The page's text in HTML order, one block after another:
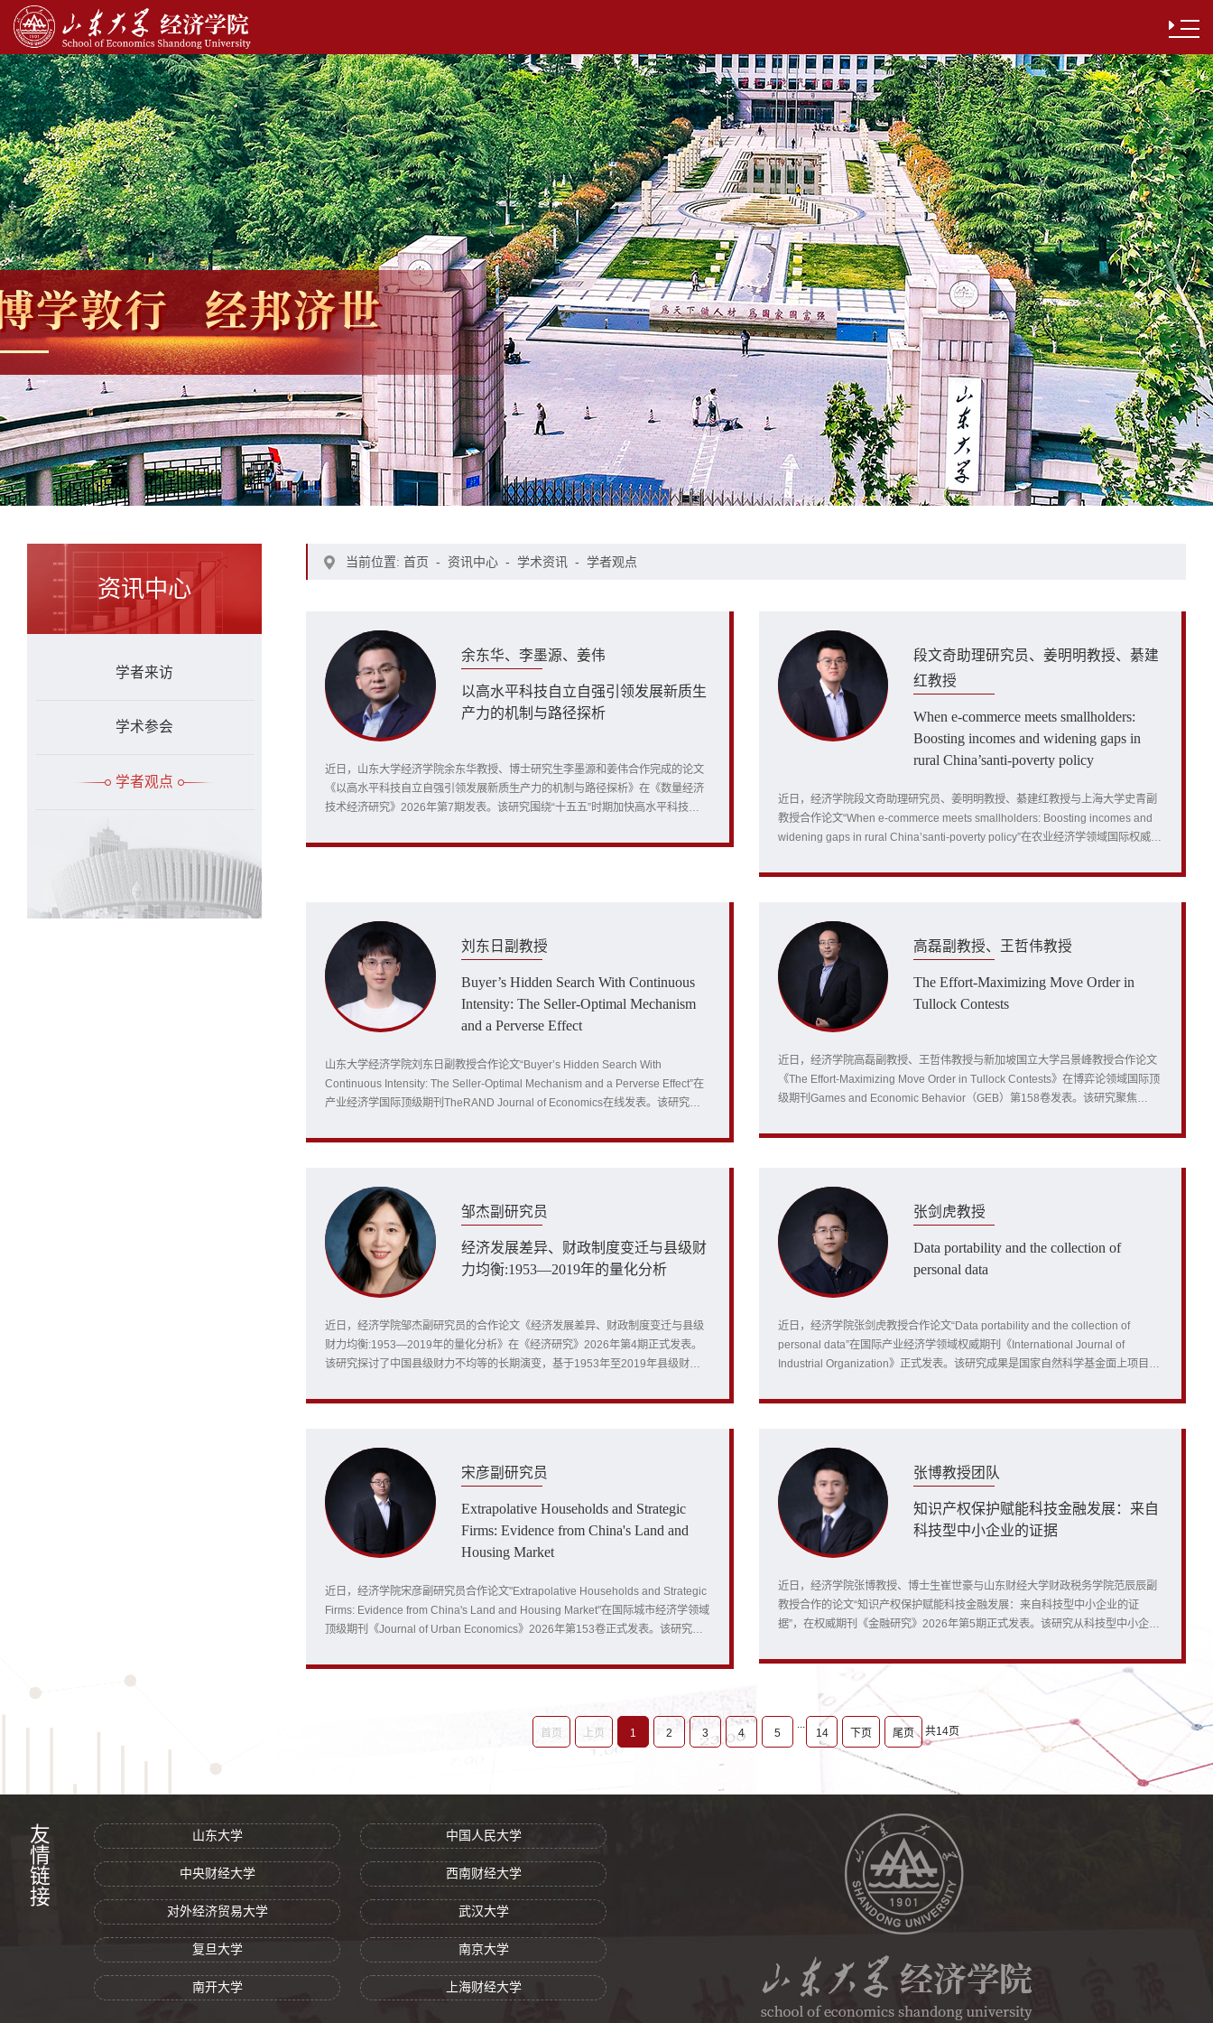
资讯中心
学者来访
学术参会
学者观点
当前位置: 首页 - 资讯中心 - 学术资讯 - 学者观点
余东华、李墨源、姜伟
以高水平科技自立自强引领发展新质生
产力的机制与路径探析
近日，山东大学经济学院余东华教授、博士研究生李墨源和姜伟合作完成的论文
《以高水平科技自立自强引领发展新质生产力的机制与路径探析》在《数量经济
技术经济研究》2026年第7期发表。该研究围绕“十五五”时期加快高水平科技自
与新质生产力的内在契合关系，构建“创新-要素-产业-体系”分析框架，揭示以高
段文奇助理研究员、姜明明教授、綦建
红教授
When e-commerce meets smallholders:
Boosting incomes and widening gaps in
rural China’santi-poverty policy
近日，经济学院段文奇助理研究员、姜明明教授、綦建红教授与上海大学史青副
教授合作论文“When e-commerce meets smallholders: Boosting incomes and
widening gaps in rural China’santi-poverty policy”在农业经济学领域国际权威期
子商务进农村”（ECC）—这一发展中国家规模最大的电子商务扶贫项目对小农户
刘东日副教授
Buyer’s Hidden Search With Continuous
Intensity: The Seller-Optimal Mechanism
and a Perverse Effect
山东大学经济学院刘东日副教授合作论文“Buyer’s Hidden Search With
Continuous Intensity: The Seller-Optimal Mechanism and a Perverse Effect”在
产业经济学国际顶级期刊TheRAND Journal of Economics在线发表。该研究丰
的全新经济作用机制，以统一经典固定搜寻成本模型为本文分析特例。研究结论
高磊副教授、王哲伟教授
The Effort-Maximizing Move Order in
Tullock Contests
近日，经济学院高磊副教授、王哲伟教授与新加坡国立大学吕景峰教授合作论文
《The Effort-Maximizing Move Order in Tullock Contests》在博弈论领域国际顶
级期刊Games and Economic Behavior（GEB）第158卷发表。该研究聚焦
动方案，为各类现实竞赛的机制设计提供了新的理论依据。在社会经济运行中，
邹杰副研究员
经济发展差异、财政制度变迁与县级财
力均衡:1953—2019年的量化分析
近日，经济学院邹杰副研究员的合作论文《经济发展差异、财政制度变迁与县级
财力均衡:1953—2019年的量化分析》在《经济研究》2026年第4期正式发表。
该研究探讨了中国县级财力不均等的长期演变，基于1953年至2019年县级财政
近70年的县级财政数据库，论文从经济发展差异与财政制度变迁两个维度分析地
张剑虎教授
Data portability and the collection of
personal data
近日，经济学院张剑虎教授合作论文“Data portability and the collection of
personal data”在国际产业经济学领域权威期刊《International Journal of
Industrial Organization》正式发表。该研究成果是国家自然科学基金面上项目
研究揭示，数据可携带权虽然能够打破平台的“数据锁定效应”，但会削弱企业间
宋彦副研究员
Extrapolative Households and Strategic
Firms: Evidence from China's Land and
Housing Market
近日，经济学院宋彦副研究员合作论文"Extrapolative Households and Strategic
Firms: Evidence from China's Land and Housing Market"在国际城市经济学领域
顶级期刊《Journal of Urban Economics》2026年第153卷正式发表。该研究从
房市场运行的经验证据。宋彦为论文共同第一作者，论文合作者为北京物资学院
张博教授团队
知识产权保护赋能科技金融发展：来自
科技型中小企业的证据
近日，经济学院张博教授、博士生崔世豪与山东财经大学财政税务学院范辰辰副
教授合作的论文“知识产权保护赋能科技金融发展：来自科技型中小企业的证
据”，在权威期刊《金融研究》2026年第5期正式发表。该研究从科技型中小企业
现，加强知识产权保护能够显著降低科技型中小企业贷款利差，核心机制在于，
首页 上页 1 2 3 4 5
...
14 下页 尾页 共14页
友情链接 山东大学 中国人民大学
中央财经大学 西南财经大学
对外经济贸易大学 武汉大学
复旦大学 南京大学
南开大学 上海财经大学